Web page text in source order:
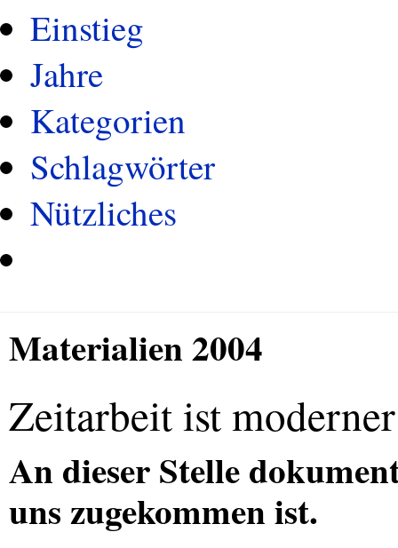
Einstieg
Jahre
Kategorien
Schlagwörter
Nützliches
Materialien 2004
Zeitarbeit ist
An dieser Stelle
uns zugekommen ist.